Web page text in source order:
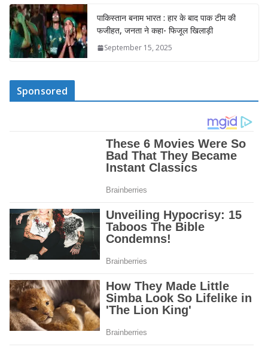
पाकिस्तान बनाम भारत : हार के बाद पाक टीम की
फजीहत, जनता ने कहा- फिजूल खिलाड़ी
September 15, 2025
Sponsored